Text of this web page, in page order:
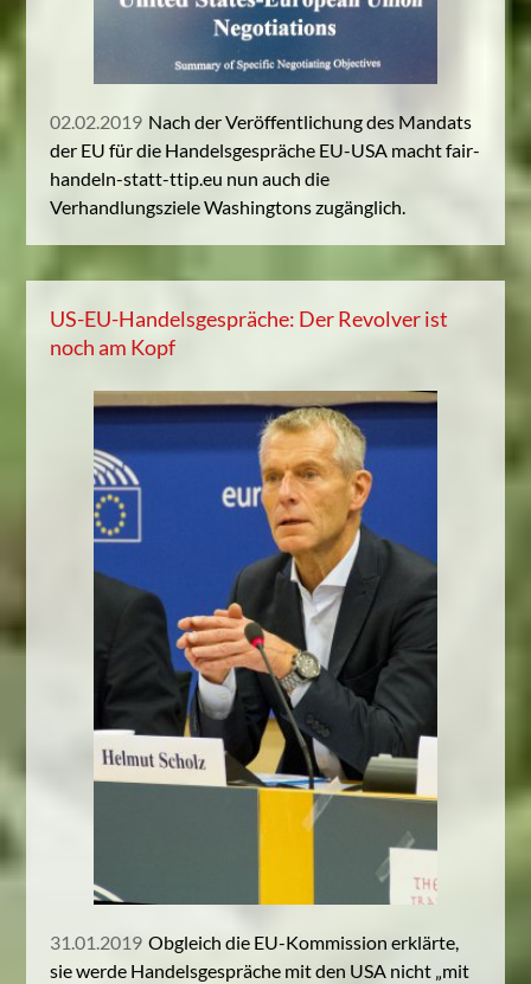
02.02.2019 Nach der Veröffentlichung des Mandats
der EU für die Handelsgespräche EU-USA macht fair-
handeln-statt-ttip.eu nun auch die
Verhandlungsziele Washingtons zugänglich.
US-EU-Handelsgespräche: Der Revolver ist
noch am Kopf
31.01.2019 Obgleich die EU-Kommission erklärte,
sie werde Handelsgespräche mit den USA nicht „mit